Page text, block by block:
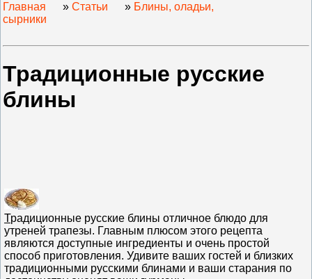
Главная » Статьи » Блины, оладьи,
сырники
Традиционные русские
блины
Традиционные русские блины отличное блюдо для
утреней трапезы. Главным плюсом этого рецепта
являются доступные ингредиенты и очень простой
способ приготовления. Удивите ваших гостей и близких
традиционными русскими блинами и ваши старания по